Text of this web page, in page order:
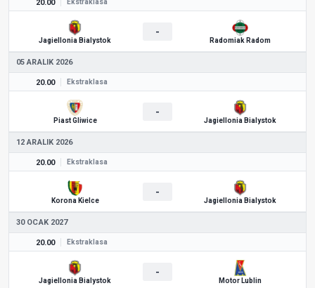
20.00 Ekstraklasa
Jagiellonia Bialystok
-
Radomiak Radom
05 ARALIK 2026
20.00 Ekstraklasa
Piast Gliwice
-
Jagiellonia Bialystok
12 ARALIK 2026
20.00 Ekstraklasa
Korona Kielce
-
Jagiellonia Bialystok
30 OCAK 2027
20.00 Ekstraklasa
Jagiellonia Bialystok
-
Motor Lublin